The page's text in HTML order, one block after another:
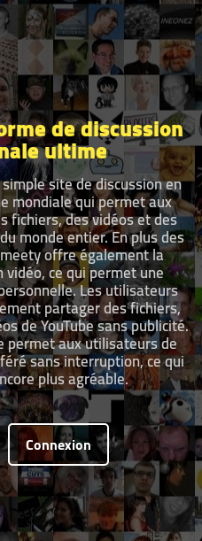
de discussion
ultime
site de discussion en
mondiale qui permet aux
fichiers, des vidéos et des
monde entier. En plus des
offre également la
ce qui permet une
Les utilisateurs
partager des fichiers,
de YouTube sans publicité.
aux utilisateurs de
sans interruption, ce qui
plus agréable.
Connexion